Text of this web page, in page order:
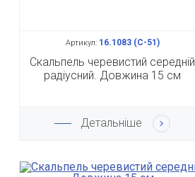
Артикул:16.1083 (С-51)
Скальпель черевистий середній
радіусний. Довжина 15 см
Детальніше